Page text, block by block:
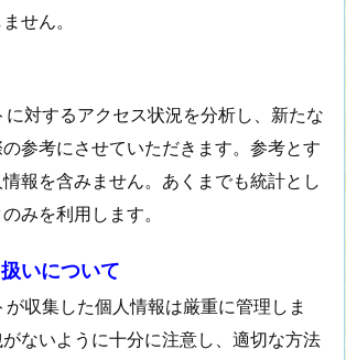
せん。
対するアクセス状況を分析し、新たな
参考にさせていただきます。参考とす
報を含みません。あくまでも統計とし
みを利用します。
いについて
収集した個人情報は厳重に管理しま
ないように十分に注意し、適切な方法